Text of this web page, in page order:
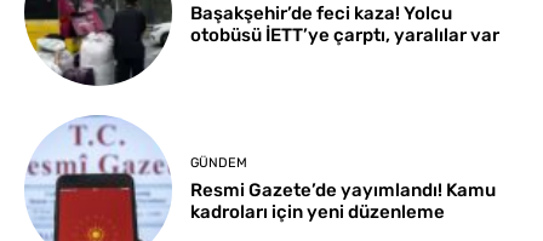
Başakşehir’de feci kaza! Yolcu
otobüsü İETT’ye çarptı, yaralılar var
GÜNDEM
Resmi Gazete’de yayımlandı! Kamu
kadroları için yeni düzenleme